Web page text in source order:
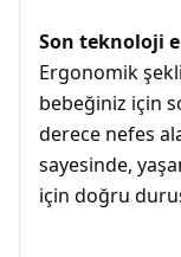
Son teknoloji
Ergonomik
bebeğiniz için
derece nefes
sayesinde,
için doğru